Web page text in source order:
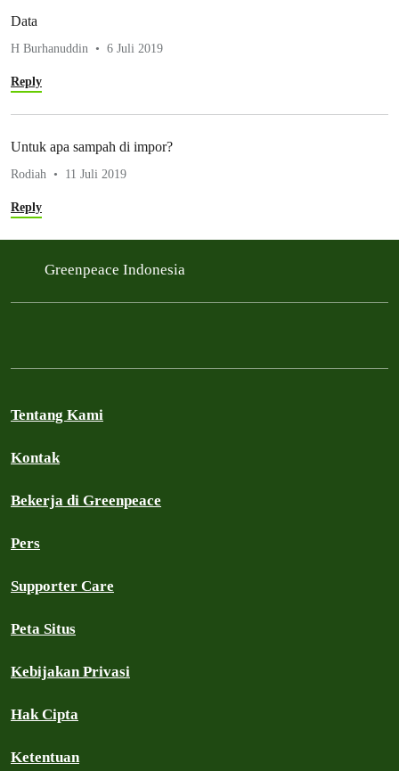
Data
H Burhanuddin 6 Juli 2019
Reply
Untuk apa sampah di impor?
Rodiah 11 Juli 2019
Reply
Greenpeace Indonesia
Tentang Kami
Kontak
Bekerja di Greenpeace
Pers
Supporter Care
Peta Situs
Kebijakan Privasi
Hak Cipta
Ketentuan